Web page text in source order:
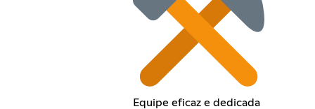
Equipe eficaz e dedicada